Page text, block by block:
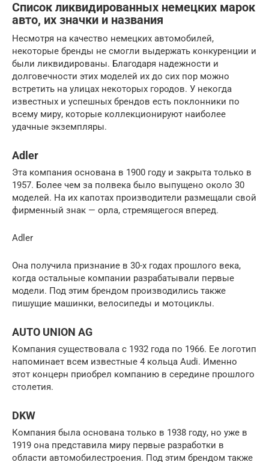
Список ликвидированных немецких марок
авто, их значки и названия
Несмотря на качество немецких автомобилей,
некоторые бренды не смогли выдержать конкуренции и
были ликвидированы. Благодаря надежности и
долговечности этих моделей их до сих пор можно
встретить на улицах некоторых городов. У некогда
известных и успешных брендов есть поклонники по
всему миру, которые коллекционируют наиболее
удачные экземпляры.
Adler
Эта компания основана в 1900 году и закрыта только в
1957. Более чем за полвека было выпущено около 30
моделей. На их капотах производители размещали свой
фирменный знак — орла, стремящегося вперед.
Adler
Она получила признание в 30-х годах прошлого века,
когда остальные компании разрабатывали первые
модели. Под этим брендом производились также
пишущие машинки, велосипеды и мотоциклы.
AUTO UNION AG
Компания существовала с 1932 года по 1966. Ее логотип
напоминает всем известные 4 кольца Audi. Именно
этот концерн приобрел компанию в середине прошлого
столетия.
DKW
Компания была основана только в 1938 году, но уже в
1919 она представила миру первые разработки в
области автомобилестроения. Под этим брендом также